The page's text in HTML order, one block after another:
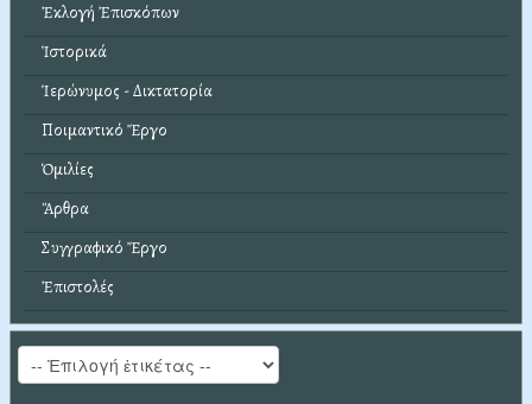
Ἐκλογή Ἐπισκόπων
Ἱστορικά
Ἱερώνυμος - Δικτατορία
Ποιμαντικό Ἔργο
Ὁμιλίες
Ἄρθρα
Συγγραφικό Ἔργο
Ἐπιστολές